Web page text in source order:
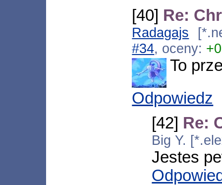
[40] Re:
Radagajs
#34, oceny: +0
To
Odpowiedz
[42] Re:
Big Y.
Jestes